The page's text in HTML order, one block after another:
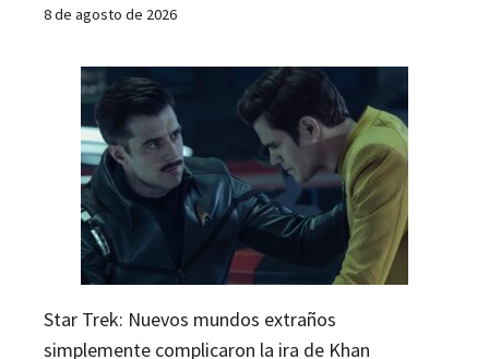
8 de agosto de 2026
Star Trek: Nuevos mundos extraños
simplemente complicaron la ira de Khan